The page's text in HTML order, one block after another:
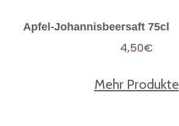
Apfel-Johannisbeersaft 75cl
4,50€
Mehr Produkte